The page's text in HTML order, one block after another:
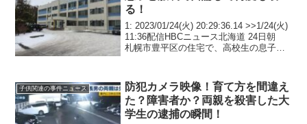
る！
1: 2023/01/24(火) 20:29:36.14 >>1/24(火)
11:36配信HBCニュース北海道 24日朝
札幌市豊平区の住宅で、高校生の息子の
のは、...
子供関連の事件ニュース
防犯カメラ映像！育て方を間違え
た？障害者か？両親を殺害した大
学生の逮捕の瞬間！